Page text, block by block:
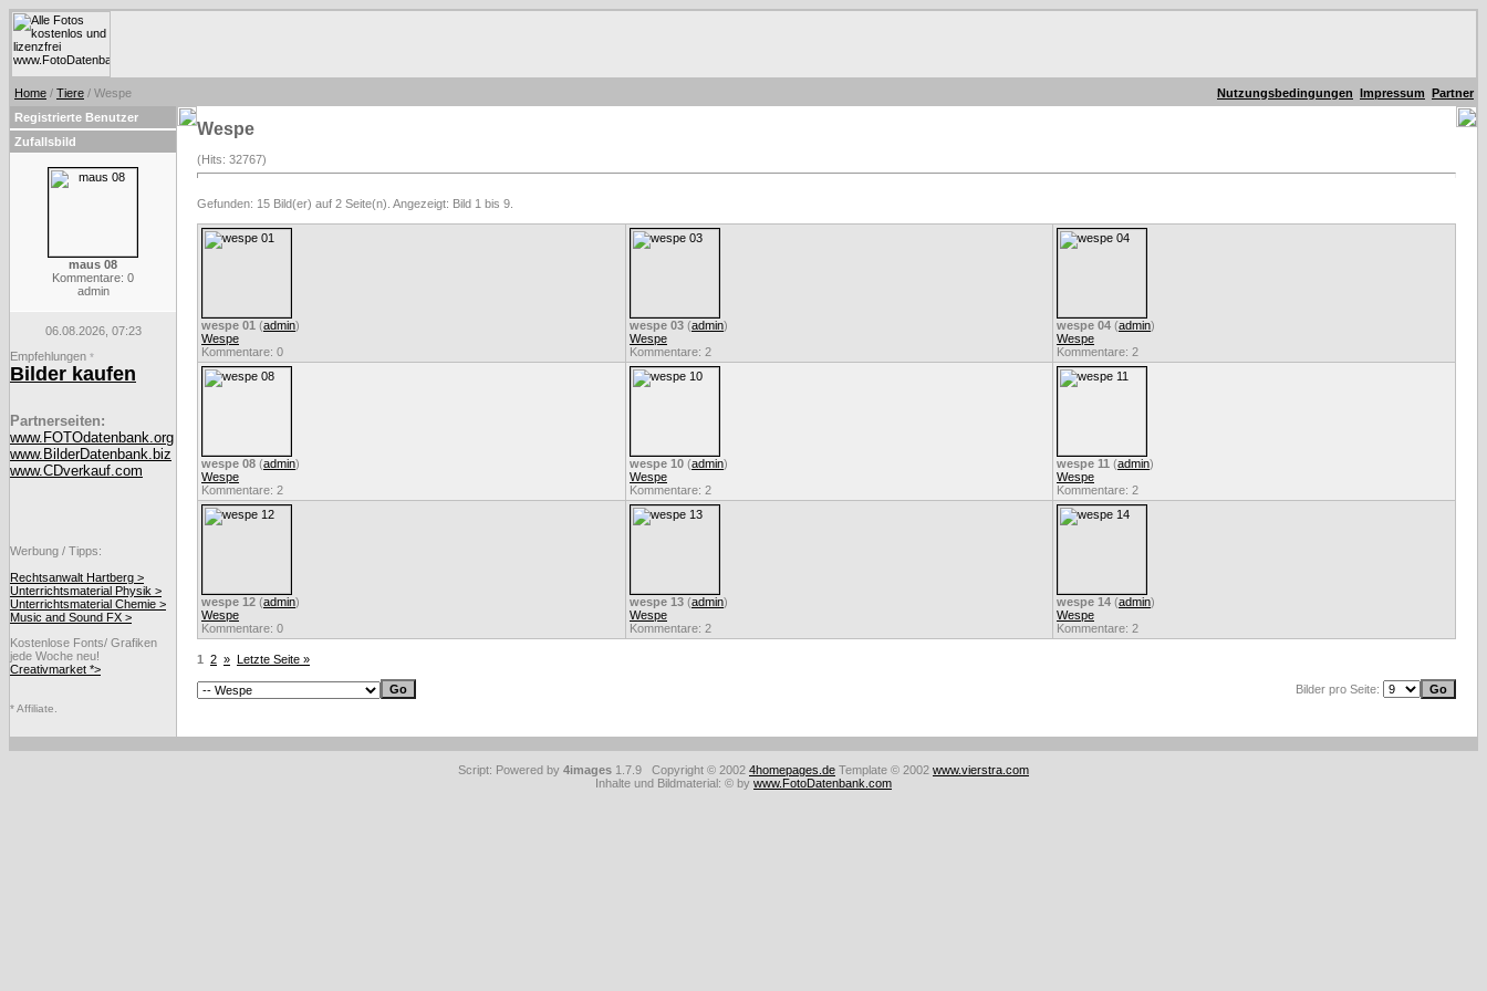
Home / Tiere / Wespe Nutzungsbedingungen Impressum Partner
Registrierte Benutzer
Zufallsbild
maus 08
Kommentare: 0
admin
06.08.2026, 07:23
Empfehlungen *
Bilder kaufen
Partnerseiten:
www.FOTOdatenbank.org
www.BilderDatenbank.biz
www.CDverkauf.com
Werbung / Tipps:
Rechtsanwalt Hartberg >
Unterrichtsmaterial Physik >
Unterrichtsmaterial Chemie >
Music and Sound FX >
Kostenlose Fonts/ Grafiken
jede Woche neu!
Creativmarket *>
* Affiliate.
Wespe
(Hits: 32767)
Gefunden: 15 Bild(er) auf 2 Seite(n). Angezeigt: Bild 1 bis 9.
wespe 01 (admin)
Wespe
Kommentare: 0
wespe 03 (admin)
Wespe
Kommentare: 2
wespe 04 (admin)
Wespe
Kommentare: 2
wespe 08 (admin)
Wespe
Kommentare: 2
wespe 10 (admin)
Wespe
Kommentare: 2
wespe 11 (admin)
Wespe
Kommentare: 2
wespe 12 (admin)
Wespe
Kommentare: 0
wespe 13 (admin)
Wespe
Kommentare: 2
wespe 14 (admin)
Wespe
Kommentare: 2
1 2 » Letzte Seite »
Bilder pro Seite:
Script: Powered by 4images 1.7.9 Copyright © 2002 4homepages.de Template © 2002 www.vierstra.com
Inhalte und Bildmaterial: © by www.FotoDatenbank.com